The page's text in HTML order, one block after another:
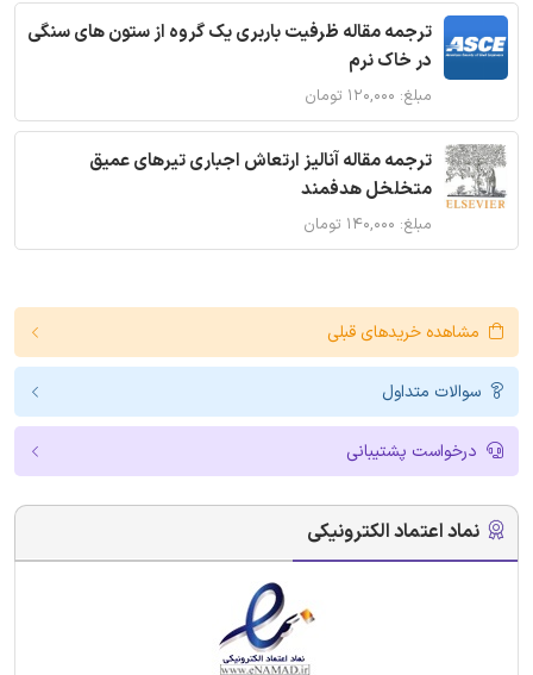
ترجمه مقاله ظرفیت باربری یک گروه از ستون های سنگی
در خاک نرم
مبلغ: ۱۲۰,۰۰۰ تومان
ترجمه مقاله آنالیز ارتعاش اجباری تیرهای عمیق
متخلخل هدفمند
مبلغ: ۱۴۰,۰۰۰ تومان
مشاهده خریدهای قبلی
سوالات متداول
درخواست پشتیبانی
نماد اعتماد الکترونیکی